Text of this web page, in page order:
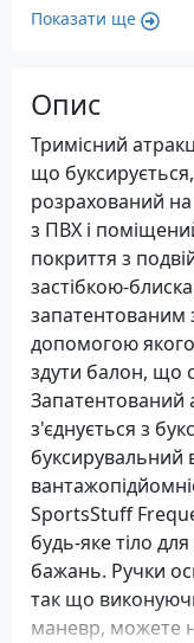
Показати ще
Опис
Тримісний
що
розрахований
з ПВХ і
покриття з
застібкою-
запатентованим
допомогою
здути балон, що
Запатентований
з'єднується з
буксирувальний
SportsStuff
будь-яке тіло
бажань. Ручки
так що
маневр, можете